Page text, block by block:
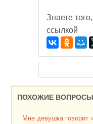
Знаете
ссылкой
ПОХОЖИЕ ВОПРОСЫ
Мне девушка говорит